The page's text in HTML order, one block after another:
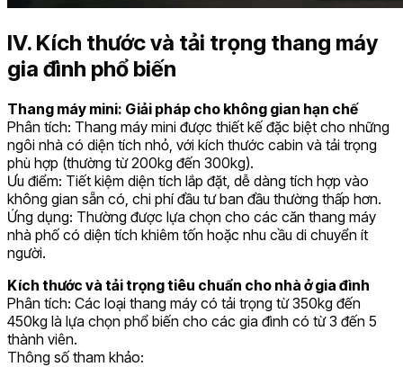
IV. Kích thước và tải trọng thang máy
gia đình phổ biến
Thang máy mini: Giải pháp cho không gian hạn chế
Phân tích: Thang máy mini được thiết kế đặc biệt cho những
ngôi nhà có diện tích nhỏ, với kích thước cabin và tải trọng
phù hợp (thường từ 200kg đến 300kg).
Ưu điểm: Tiết kiệm diện tích lắp đặt, dễ dàng tích hợp vào
không gian sẵn có, chi phí đầu tư ban đầu thường thấp hơn.
Ứng dụng: Thường được lựa chọn cho các căn thang máy
nhà phố có diện tích khiêm tốn hoặc nhu cầu di chuyển ít
người.
Kích thước và tải trọng tiêu chuẩn cho nhà ở gia đình
Phân tích: Các loại thang máy có tải trọng từ 350kg đến
450kg là lựa chọn phổ biến cho các gia đình có từ 3 đến 5
thành viên.
Thông số tham khảo: